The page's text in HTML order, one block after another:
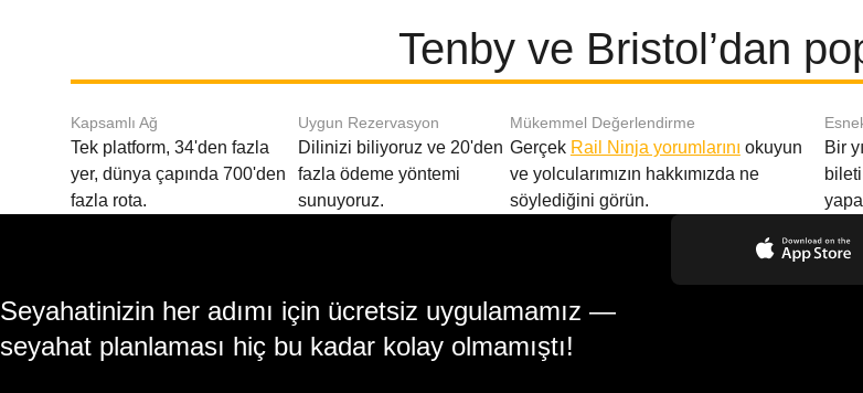
Tenby ve Bristol’dan
Kapsamlı Ağ
Tek platform, 34'den fazla
yer, dünya çapında 700'den
fazla rota.
Uygun Rezervasyon
Dilinizi biliyoruz ve 20'den
fazla ödeme yöntemi
sunuyoruz.
Mükemmel Değerlendirme
Gerçek Rail Ninja yorumlarını okuyun
ve yolcularımızın hakkımızda ne
söylediğini görün.
Bir
Seyahatinizin her adımı için ücretsiz uygulamamız —
seyahat planlaması hiç bu kadar kolay olmamıştı!